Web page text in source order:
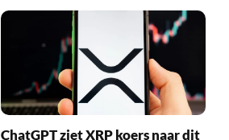
ChatGPT ziet XRP koers naar dit